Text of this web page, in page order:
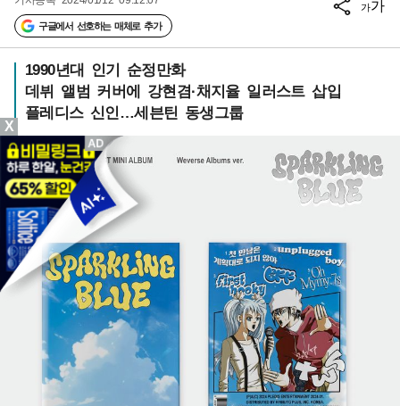
구글에서 선호하는 매체로 추가
가가
1990년대 인기 순정만화
데뷔 앨범 커버에 강현겸·채지율 일러스트 삽입
플레디스 신인…세븐틴 동생그룹
X